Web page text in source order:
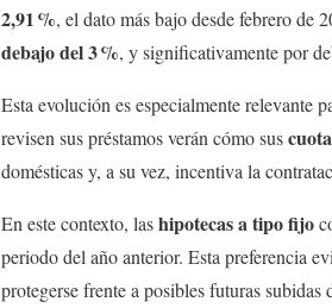
2,91%, el dato más bajo desde febrero de
debajo del 3%, y significativamente por
Esta evolución es especialmente relevante
revisen sus préstamos verán cómo sus
domésticas y, a su vez, incentiva la
En este contexto, lashipotecas a tipo fijo
periodo del año anterior. Esta preferencia
protegerse frente a posibles futuras